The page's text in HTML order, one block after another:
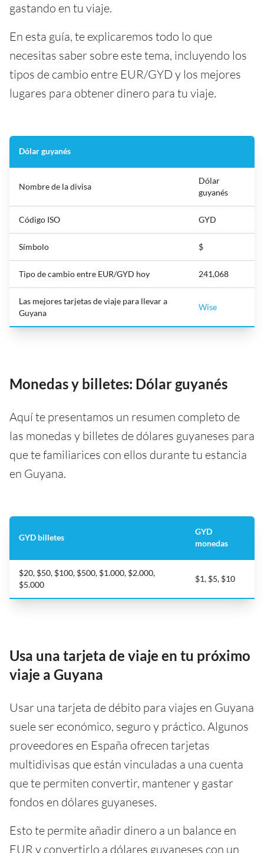
gastando en tu viaje.
En esta guía, te explicaremos todo lo que
necesitas saber sobre este tema, incluyendo los
tipos de cambio entre EUR/GYD y los mejores
lugares para obtener dinero para tu viaje.
Dólar guyanés
Nombre de la divisa
Dólar
guyanés
Código ISO GYD
Símbolo $
Tipo de cambio entre EUR/GYD hoy 241,068
Las mejores tarjetas de viaje para llevar a
Guyana
Wise
Monedas y billetes: Dólar guyanés
Aquí te presentamos un resumen completo de
las monedas y billetes de dólares guyaneses para
que te familiarices con ellos durante tu estancia
en Guyana.
GYD billetes
GYD
monedas
$20, $50, $100, $500, $1.000, $2.000,
$5.000
$1, $5, $10
Usa una tarjeta de viaje en tu próximo
viaje a Guyana
Usar una tarjeta de débito para viajes en Guyana
suele ser económico, seguro y práctico. Algunos
proveedores en España ofrecen tarjetas
multidivisas que están vinculadas a una cuenta
que te permiten convertir, mantener y gastar
fondos en dólares guyaneses.
Esto te permite añadir dinero a un balance en
EUR y convertirlo a dólares guyaneses con un